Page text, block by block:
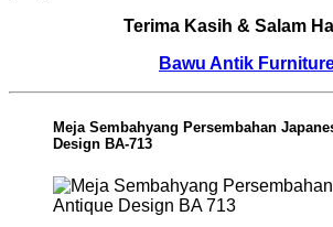
Terima Kasih & Salam
Bawu Antik
Meja Sembahyang Persembahan
Design BA-713